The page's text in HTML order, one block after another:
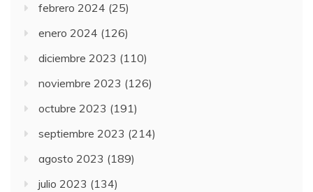
febrero 2024 (25)
enero 2024 (126)
diciembre 2023 (110)
noviembre 2023 (126)
octubre 2023 (191)
septiembre 2023 (214)
agosto 2023 (189)
julio 2023 (134)